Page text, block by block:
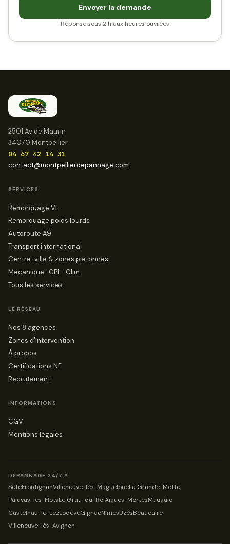
Envoyer la demande
Réponse sous 2 h aux heures ouvrées
2501 Av de Maurin
34070 Montpellier
04 67 42 14 31
contact@montpellierdepannage.com
SERVICES
Remorquage VL
Remorquage poids lourds
Autoroute A9
Transport international
Centre-ville & zones piétonnes
Mécanique · GPL · Clim
Tous les services
LE RÉSEAU
Nos 8 agences
Zones d’intervention
À propos
Certifications NF
Recrutement
INFORMATIONS
CGV
Mentions légales
DÉPANNAGE 24/7 À
SèteFrontignanVilleneuve-lès-MagueloneLa Grande-Motte
Palavas-les-FlotsLe Grau-du-RoiAigues-MortesMauguio
Castelnau-le-LezLodèveGignacNîmesUzèsBeaucaire
Villeneuve-lès-Avignon